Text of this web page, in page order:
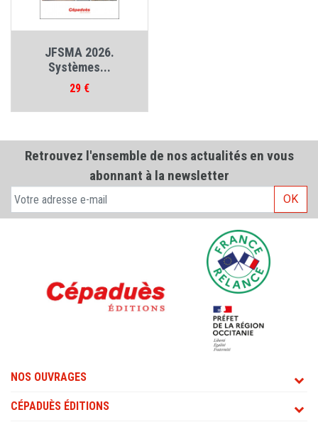
JFSMA 2026.
Systèmes...
Prix
29 €
Retrouvez l'ensemble de nos actualités en vous
abonnant à la newsletter
OK
NOS OUVRAGES
CÉPADUÈS ÉDITIONS